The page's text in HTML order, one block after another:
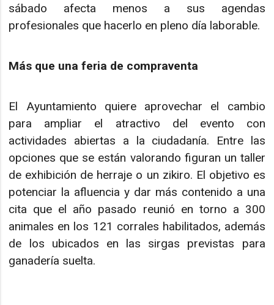
sábado afecta menos a sus agendas
profesionales que hacerlo en pleno día laborable.
Más que una feria de compraventa
El Ayuntamiento quiere aprovechar el cambio
para ampliar el atractivo del evento con
actividades abiertas a la ciudadanía. Entre las
opciones que se están valorando figuran un taller
de exhibición de herraje o un zikiro. El objetivo es
potenciar la afluencia y dar más contenido a una
cita que el año pasado reunió en torno a 300
animales en los 121 corrales habilitados, además
de los ubicados en las sirgas previstas para
ganadería suelta.